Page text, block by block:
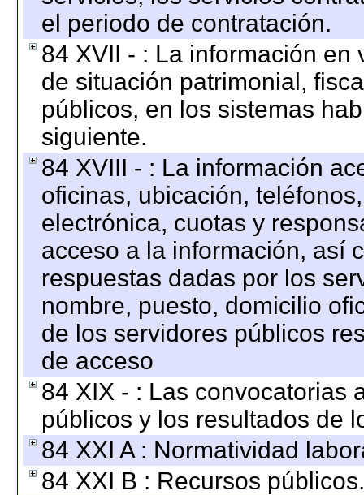
el periodo de contratación.
84 XVII - : La información
de situación patrimonial,
públicos, en los sistemas
siguiente.
84 XVIII - : La información
oficinas, ubicación,
electrónica, cuotas y
acceso a la información, así
respuestas dadas por los
nombre, puesto, domicilio
de los servidores públicos
de acceso
84 XIX - : Las convocatorias
públicos y los resultados de
84 XXI A : Normatividad
84 XXI B : Recursos públicos.